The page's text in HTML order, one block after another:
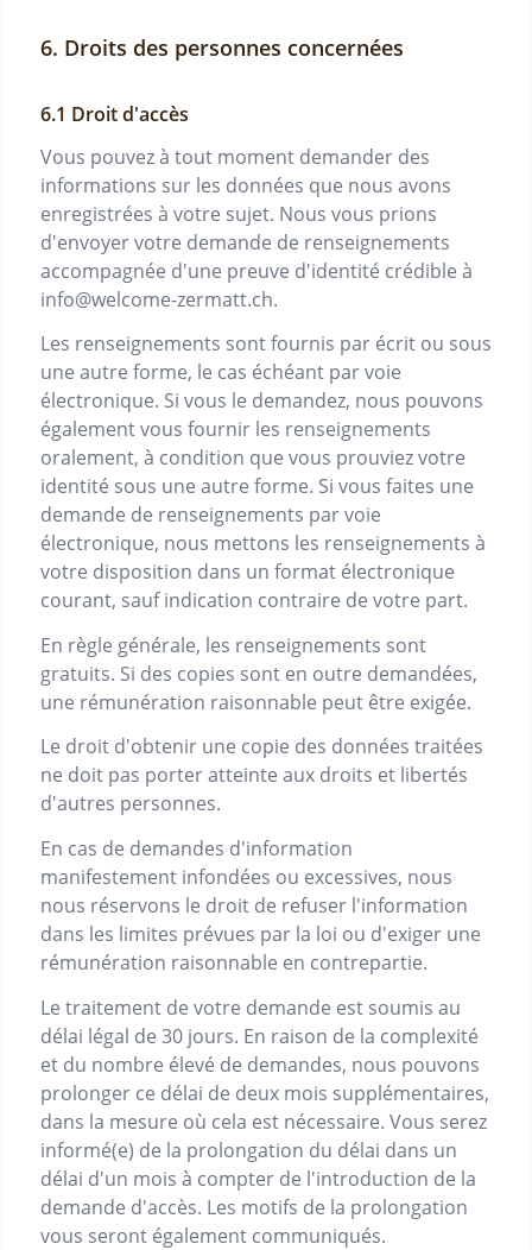
Droits des personnes concernées
Droit d'accès
Vous pouvez à tout moment demander des
informations sur les données que nous avons
enregistrées à votre sujet. Nous vous prions
d'envoyer votre demande de renseignements
accompagnée d'une preuve d'identité crédible à
info@welcome-zermatt.ch.
Les renseignements sont fournis par écrit ou sous
une autre forme, le cas échéant par voie
électronique. Si vous le demandez, nous pouvons
également vous fournir les renseignements
oralement, à condition que vous prouviez votre
identité sous une autre forme. Si vous faites une
demande de renseignements par voie
électronique, nous mettons les renseignements à
votre disposition dans un format électronique
courant, sauf indication contraire de votre part.
En règle générale, les renseignements sont
gratuits. Si des copies sont en outre demandées,
une rémunération raisonnable peut être exigée.
Le droit d'obtenir une copie des données traitées
ne doit pas porter atteinte aux droits et libertés
d'autres personnes.
En cas de demandes d'information
manifestement infondées ou excessives, nous
nous réservons le droit de refuser l'information
dans les limites prévues par la loi ou d'exiger une
rémunération raisonnable en contrepartie.
Le traitement de votre demande est soumis au
délai légal de 30 jours. En raison de la complexité
et du nombre élevé de demandes, nous pouvons
prolonger ce délai de deux mois supplémentaires,
dans la mesure où cela est nécessaire. Vous serez
informé(e) de la prolongation du délai dans un
délai d'un mois à compter de l'introduction de la
demande d'accès. Les motifs de la prolongation
vous seront également communiqués.